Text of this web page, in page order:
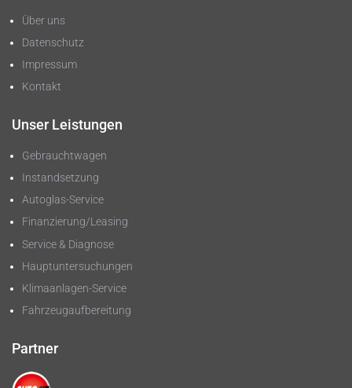
Über uns
Datenschutz
Impressum
Kontakt
Unser Leistungen
Gebrauchtwagen
Instandsetzung
Autoglas-Service
Finanzierung/Leasing
Service & Diagnose
Hauptuntersuchungen
Klimaanlagen-Service
Fahrzeugaufbereitung
Partner